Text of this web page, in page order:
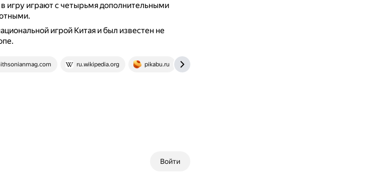
игру играют с четырьмя дополнительными
игрой Китая и был известен не
ru.wikipedia.org pikabu.ru
Войти